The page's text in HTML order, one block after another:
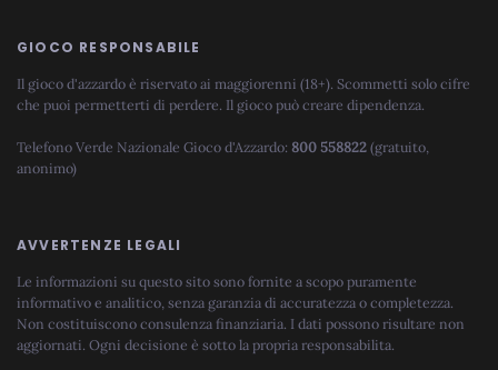
GIOCO RESPONSABILE
Il gioco d'azzardo è riservato ai maggiorenni (18+). Scommetti solo cifre
che puoi permetterti di perdere. Il gioco può creare dipendenza.
Telefono Verde Nazionale Gioco d'Azzardo: 800 558822(gratuito,
anonimo)
AVVERTENZE LEGALI
Le informazioni su questo sito sono fornite a scopo puramente
informativo e analitico, senza garanzia di accuratezza o completezza.
Non costituiscono consulenza finanziaria. I dati possono risultare non
aggiornati. Ogni decisione è sotto la propria responsabilita.